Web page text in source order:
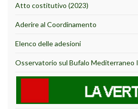
Atto costitutivo (2023)
Aderire al Coordinamento
Elenco delle adesioni
Osservatorio sul Bufalo Mediterraneo